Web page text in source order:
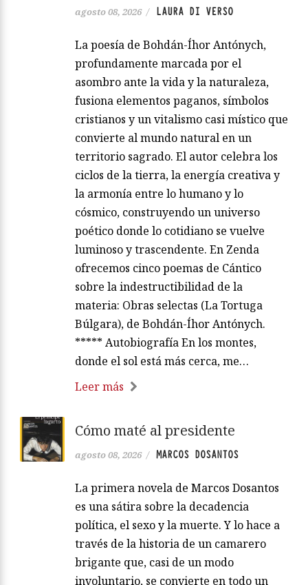
agosto 08, 2026 / LAURA DI VERSO
La poesía de Bohdán-Íhor Antónych,
profundamente marcada por el
asombro ante la vida y la naturaleza,
fusiona elementos paganos, símbolos
cristianos y un vitalismo casi místico que
convierte al mundo natural en un
territorio sagrado. El autor celebra los
ciclos de la tierra, la energía creativa y
la armonía entre lo humano y lo
cósmico, construyendo un universo
poético donde lo cotidiano se vuelve
luminoso y trascendente. En Zenda
ofrecemos cinco poemas de Cántico
sobre la indestructibilidad de la
materia: Obras selectas (La Tortuga
Búlgara), de Bohdán-Íhor Antónych.
***** Autobiografía En los montes,
donde el sol está más cerca, me…
Leer más
Cómo maté al presidente
agosto 08, 2026 / MARCOS DOSANTOS
La primera novela de Marcos Dosantos
es una sátira sobre la decadencia
política, el sexo y la muerte. Y lo hace a
través de la historia de un camarero
brigante que, casi de un modo
involuntario, se convierte en todo un